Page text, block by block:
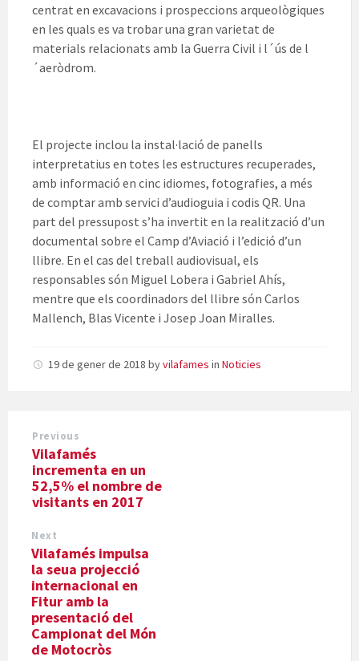
centrat en excavacions i prospeccions arqueològiques
en les quals es va trobar una gran varietat de
materials relacionats amb la Guerra Civil i l´ús de l
´aeròdrom.
El projecte inclou la instal·lació de panells
interpretatius en totes les estructures recuperades,
amb informació en cinc idiomes, fotografies, a més
de comptar amb servici d’audioguia i codis QR. Una
part del pressupost s’ha invertit en la realització d’un
documental sobre el Camp d’Aviació i l’edició d’un
llibre. En el cas del treball audiovisual, els
responsables són Miguel Lobera i Gabriel Ahís,
mentre que els coordinadors del llibre són Carlos
Mallench, Blas Vicente i Josep Joan Miralles.
19 de gener de 2018 byvilafames in Noticies
Previous
Vilafamés
incrementa en un
52,5% el nombre de
visitants en 2017
Next
Vilafamés impulsa
la seua projecció
internacional en
Fitur amb la
presentació del
Campionat del Món
de Motocròs